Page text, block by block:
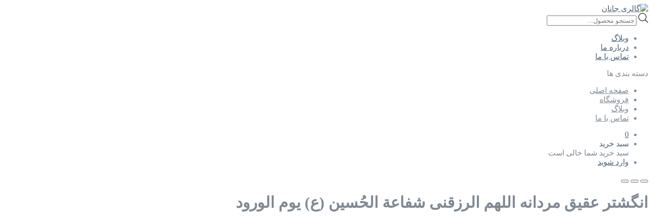
Products
search
وبلاگ
درباره ما
تماس با ما
دسته بندی ها
صفحه اصلی
فروشگاه
وبلاگ
تماس با ما
0
سبد خرید
سبد خرید شما خالی است
وارد شوید
انگشتر عقیق مردانه اللهم الرزقنی شفاعة الحُسين (ع) يوم الورود